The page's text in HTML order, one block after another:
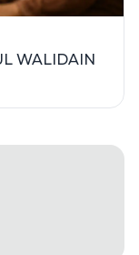
WALIDAIN